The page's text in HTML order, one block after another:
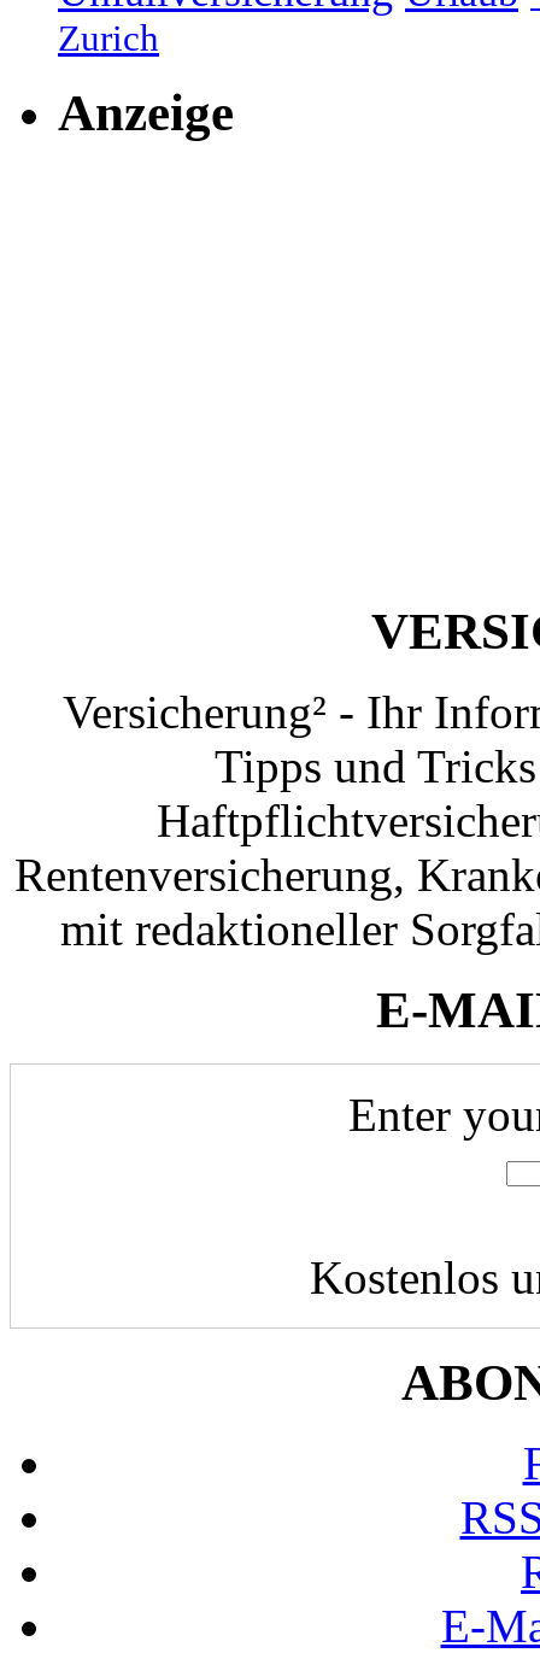
Zurich
Anzeige
Versicherung² - Ihr
Tipps und
Rentenversicherung,
mit redaktioneller
E-
Enter
Kostenlos
E-